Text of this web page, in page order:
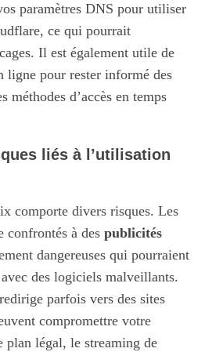
paramètres DNS pour utiliser
ce qui pourrait
Il est également utile de
ligne pour rester informé des
méthodes d’accès en temps
liés à l’utilisation
comporte divers risques. Les
confrontés à des publicités
dangereuses qui pourraient
des logiciels malveillants.
parfois vers des sites
compromettre votre
plan légal, le streaming de